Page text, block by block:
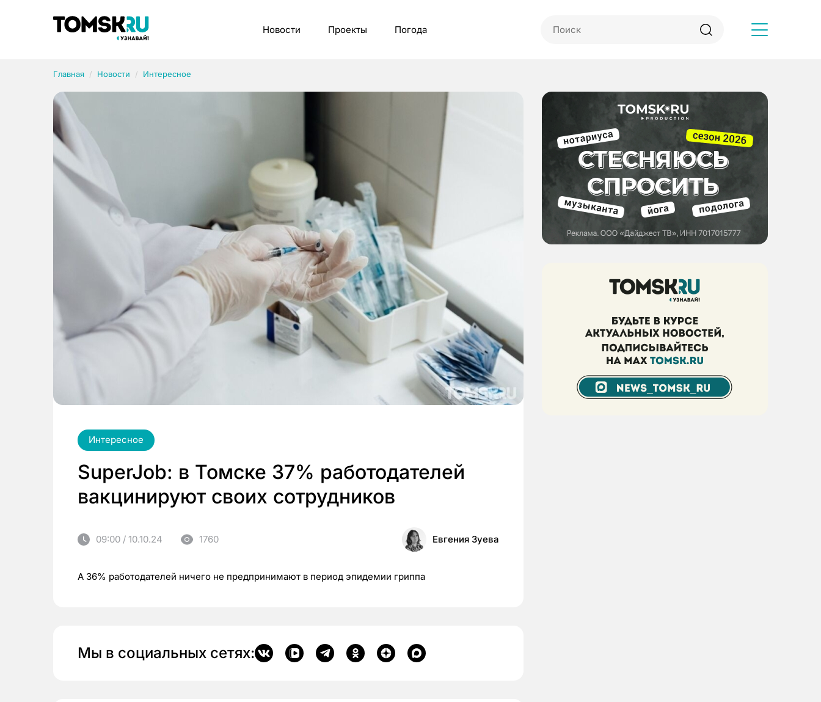
Новости Проекты Погода
Главная Новости Интересное
Интересное
SuperJob: в Томске 37% работодателей
вакцинируют своих сотрудников
09:00 / 10.10.24 1760 Евгения Зуева
А 36% работодателей ничего не предпринимают в период эпидемии гриппа
Мы в социальных сетях:
Рубрики